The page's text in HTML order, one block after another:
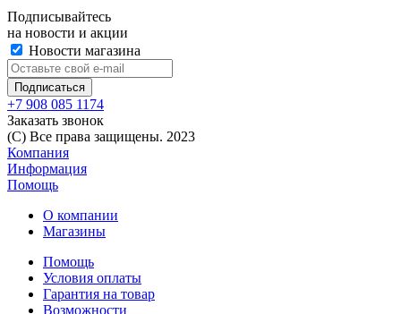
Подписывайтесь
на новости и акции
Новости магазина
+7 908 085 1174
Заказать звонок
(C) Все права защищены. 2023
Компания
Информация
Помощь
О компании
Магазины
Помощь
Условия оплаты
Гарантия на товар
Возможности